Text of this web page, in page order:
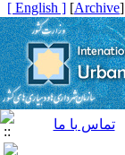
[
Archive
]
[ English ]
تماس با ما